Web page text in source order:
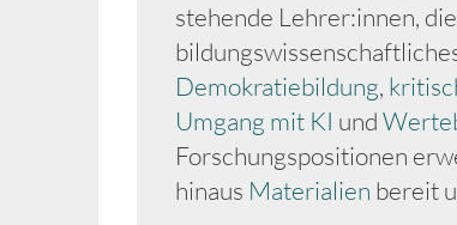
stehende Lehrer:innen,
Demokratiebildung,
Umgang mit KI und
Forschungspositionen
hinaus Materialien bereit